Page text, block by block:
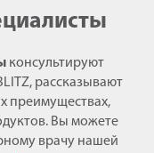
консультируют
рассказывают
преимуществах,
Вы можете
врачу нашей